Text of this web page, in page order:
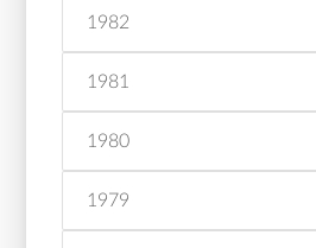
1982
1981
1980
1979